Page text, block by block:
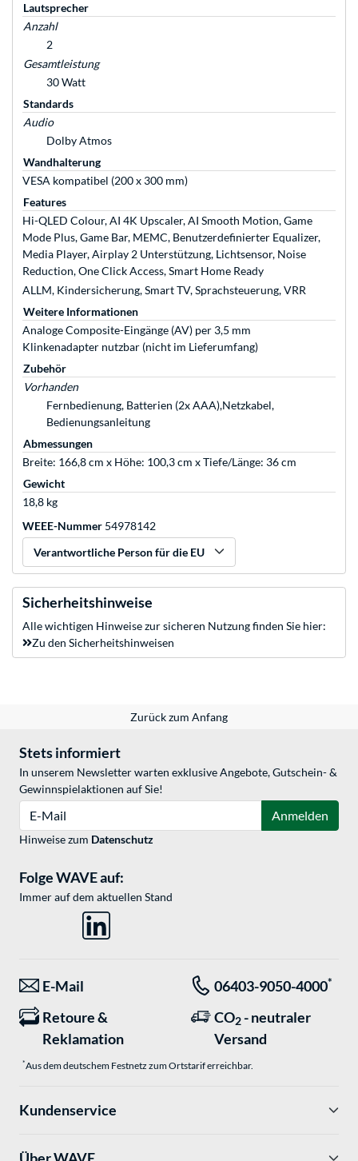
Lautsprecher
Anzahl
2
Gesamtleistung
30 Watt
Standards
Audio
Dolby Atmos
Wandhalterung
VESA kompatibel (200 x 300 mm)
Features
Hi-QLED Colour, AI 4K Upscaler, AI Smooth Motion, Game
Mode Plus, Game Bar, MEMC, Benutzerdefinierter Equalizer,
Media Player, Airplay 2 Unterstützung, Lichtsensor, Noise
Reduction, One Click Access, Smart Home Ready
ALLM, Kindersicherung, Smart TV, Sprachsteuerung, VRR
Weitere Informationen
Analoge Composite-Eingänge (AV) per 3,5 mm
Klinkenadapter nutzbar (nicht im Lieferumfang)
Zubehör
Vorhanden
Fernbedienung, Batterien (2x AAA),Netzkabel,
Bedienungsanleitung
Abmessungen
Breite: 166,8 cm x Höhe: 100,3 cm x Tiefe/Länge: 36 cm
Gewicht
18,8 kg
WEEE-Nummer 54978142
Verantwortliche Person für die EU
Sicherheitshinweise
Alle wichtigen Hinweise zur sicheren Nutzung finden Sie hier:
Zu den Sicherheitshinweisen
Zurück zum Anfang
Stets informiert
In unserem Newsletter warten exklusive Angebote, Gutschein- &
Gewinnspielaktionen auf Sie!
Anmelden
Hinweise zum Datenschutz
Folge WAVE auf:
Immer auf dem aktuellen Stand
E-Mail 06403-9050-4000*
Retoure &
Reklamation
CO2 - neutraler
Versand
*Aus dem deutschem Festnetz zum Ortstarif erreichbar.
Kundenservice